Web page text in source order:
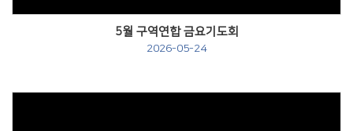
5월 구역연합 금요기도회
2026-05-24